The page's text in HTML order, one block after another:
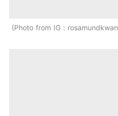
Photo from IG：rosamundkwan